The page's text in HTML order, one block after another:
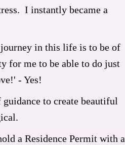
I instantly became a
in this life is to be of
for me to be able to do just
- Yes!
to create beautiful
a Residence Permit with a